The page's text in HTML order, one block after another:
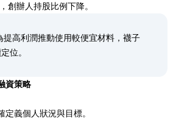
創辦人持股比例下降。
提高利潤推動使用較便宜材料，襪子
位。
資策略
義個人狀況與目標。